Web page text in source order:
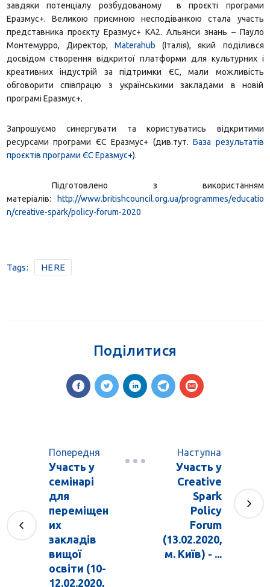
завдяки потенціалу розбудованому в проєкті програми
Еразмус+. Великою приємною несподіванкою стала участь
представника проєкту Еразмус+ КА2. Альянси знань – Пауло
Монтемурро, Директор, Materahub (Італія), який поділився
досвідом створення відкритої платформи для культурних і
креативних індустрій за підтримки ЄС, мали можливість
обговорити співпрацю з українськими закладами в новій
програмі Еразмус+.
Запрошуємо синергувати та користуватись відкритими
ресурсами програми ЄС Еразмус+ (див.тут. База результатів
проєктів програми ЄС Еразмус+).
Підготовлено з використанням
матеріалів:
http://www.britishcouncil.org.ua/programmes/educatio
n/creative-spark/policy-forum-2020
Tags: HERE
Поділитися
Попередня
Участь у
семінарі
для
переміщен
их
закладів
вищої
освіти (10-
12.02.2020,
Наступна
Участь у
Creative
Spark
Policy
Forum
(13.02.2020,
м. Київ) - ...